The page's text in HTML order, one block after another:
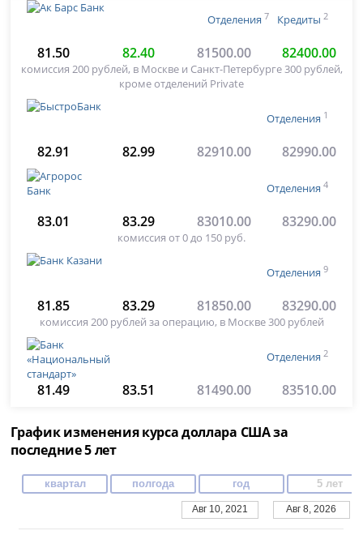
Отделения 7 Кредиты 2
81.50 82.40 81500.00 82400.00
комиссия 200 рублей, в Москве и Санкт-Петербурге 300 рублей,
кроме отделений Private
Отделения 1
82.91 82.99 82910.00 82990.00
Отделения 4
83.01 83.29 83010.00 83290.00
комиссия от 0 до 150 руб.
Отделения 9
81.85 83.29 81850.00 83290.00
комиссия 200 рублей за операцию, в Москве 300 рублей
Отделения 2
81.49 83.51 81490.00 83510.00
График изменения курса доллара США за
последние 5 лет
квартал полгода год 5 лет
Авг 10, 2021 Авг 8, 2026